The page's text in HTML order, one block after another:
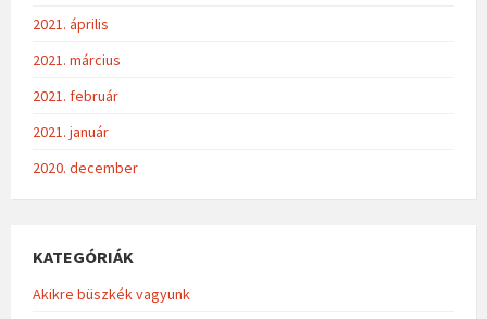
2021. április
2021. március
2021. február
2021. január
2020. december
KATEGÓRIÁK
Akikre büszkék vagyunk